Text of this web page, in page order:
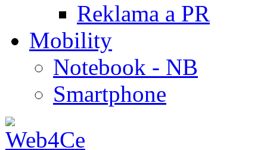
Reklama a PR
Mobility
Notebook - NB
Smartphone